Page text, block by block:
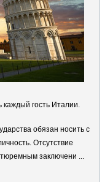
гость Италии.
обязан носить с
Отсутствие
заключени ...